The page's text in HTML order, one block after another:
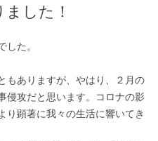
へ
ス
した！
た。
もありますが、やはり、２月の
侵攻だと思います。コロナの影
り顕著に我々の生活に響いてき